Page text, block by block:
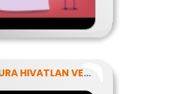
A FRIZURA HIVATLAN VENDÉGEI - A FEJTETVEK